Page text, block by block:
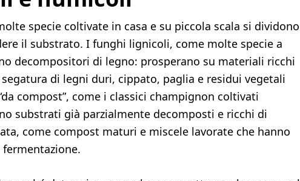
specie coltivate in casa e su piccola scala si dividono
il substrato. I funghi lignicoli, come molte specie a
decompositori di legno: prosperano su materiali ricchi
di legni duri, cippato, paglia e residui vegetali
compost”, come i classici champignon coltivati
substrati già parzialmente decomposti e ricchi di
come compost maturi e miscele lavorate che hanno